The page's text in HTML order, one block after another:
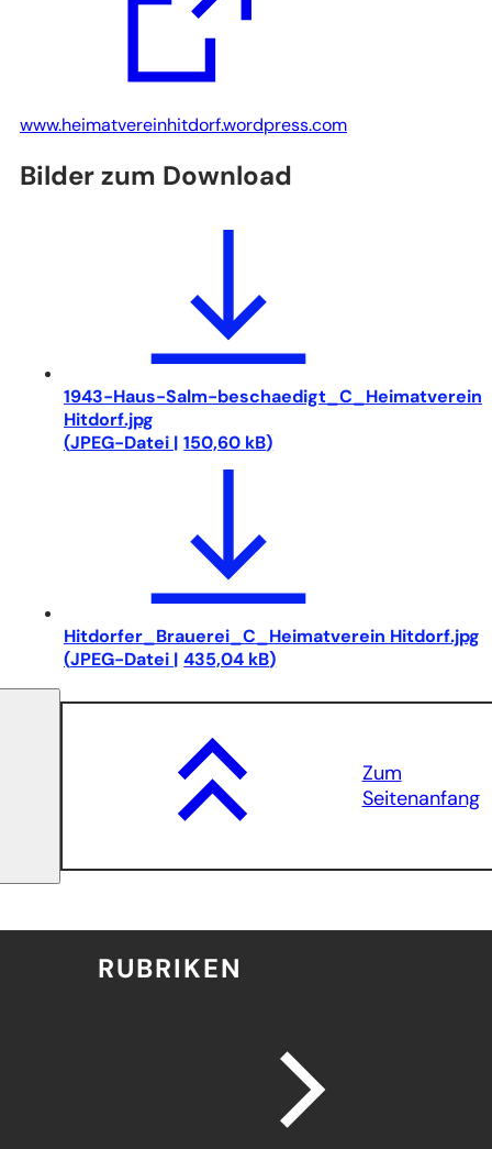
www.heimatvereinhitdorf.wordpress.com
(Öffnet
einem
Bilder zum Download
1943-Haus-Salm-beschaedigt_C_Heimatverein
Hitdorf.jpg
JPEG-Datei 150,60 kB
Hitdorfer_Brauerei_C_Heimatverein Hitdorf.jpg
JPEG-Datei 435,04 kB
Zum
Seitenanfang
RUBRIKEN